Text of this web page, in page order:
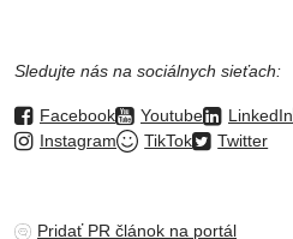
Sledujte nás na sociálnych sieťach:
Facebook Youtube LinkedIn
Instagram
TikTok Twitter
Pridať PR článok na portál